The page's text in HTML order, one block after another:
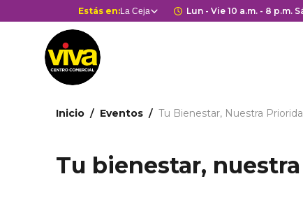
al
contenido
principal
Selector
de
centros
comerciales
Estás en:Estás en
La Ceja Horario de
Lun - Vie 10 a.m. - 8 p.m.
Ruta
de
Inicio Eventos Tu Bienestar, Nuestra
Tu bienestar,